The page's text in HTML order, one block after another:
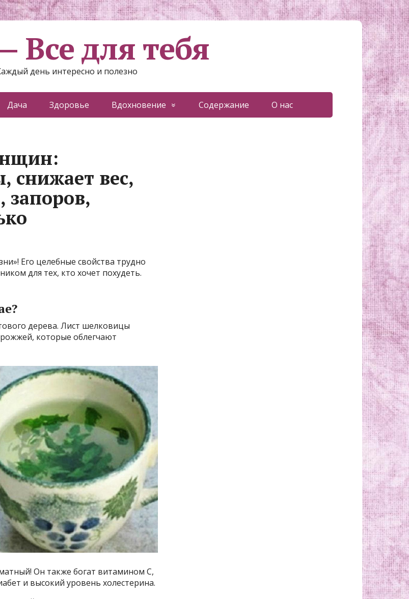
Все для тебя
день интересно и полезно
Дача Здоровье Вдохновение Содержание О нас
снижаeт веc,
запоров,
Его целебные свойства трудно
для тех, кто хочет похудеть.
дерева. Лист шелковицы
которые облегчают
Он также богат витамином С,
и высокий уровень холестерина.